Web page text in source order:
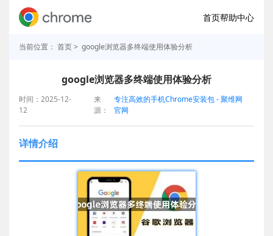
首页帮助中心
当前位置： 首页> google浏览器多终端使用体验分析
google浏览器多终端使用体验分析
时间：2025-12-
12
来
源：
专注高效的手机Chrome安装包 - 聚维网
官网
详情介绍